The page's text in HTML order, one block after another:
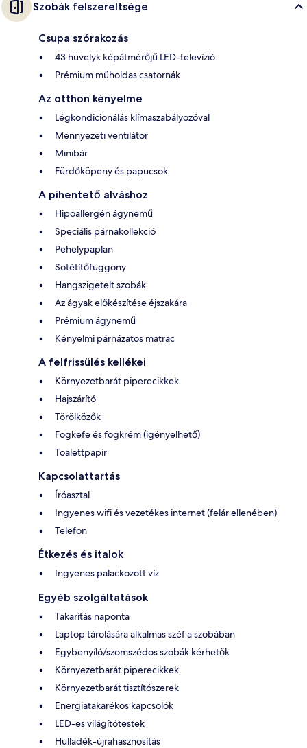
Szobák felszereltsége
Csupa szórakozás
43 hüvelyk képátmérőjű LED-televízió
Prémium műholdas csatornák
Az otthon kényelme
Légkondicionálás klímaszabályozóval
Mennyezeti ventilátor
Minibár
Fürdőköpeny és papucsok
A pihentető alváshoz
Hipoallergén ágynemű
Speciális párnakollekció
Pehelypaplan
Sötétítőfüggöny
Hangszigetelt szobák
Az ágyak előkészítése éjszakára
Prémium ágynemű
Kényelmi párnázatos matrac
A felfrissülés kellékei
Környezetbarát piperecikkek
Hajszárító
Törölközők
Fogkefe és fogkrém (igényelhető)
Toalettpapír
Kapcsolattartás
Íróasztal
Ingyenes wifi és vezetékes internet (felár ellenében)
Telefon
Étkezés és italok
Ingyenes palackozott víz
Egyéb szolgáltatások
Takarítás naponta
Laptop tárolására alkalmas széf a szobában
Egybenyíló/szomszédos szobák kérhetők
Környezetbarát piperecikkek
Környezetbarát tisztítószerek
Energiatakarékos kapcsolók
LED-es világítótestek
Hulladék-újrahasznosítás